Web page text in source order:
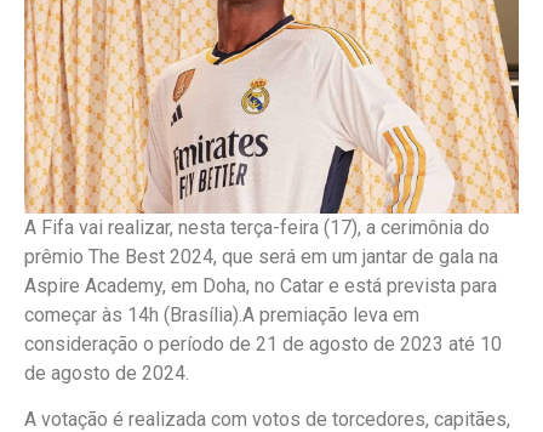
A Fifa vai realizar, nesta terça-feira (17), a cerimônia do
prêmio The Best 2024, que será em um jantar de gala na
Aspire Academy, em Doha, no Catar e está prevista para
começar às 14h (Brasília).A premiação leva em
consideração o período de 21 de agosto de 2023 até 10
de agosto de 2024.
A votação é realizada com votos de torcedores, capitães,